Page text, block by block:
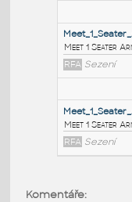
Meet 1
RFA
Meet 1
RFA
Komentáře: